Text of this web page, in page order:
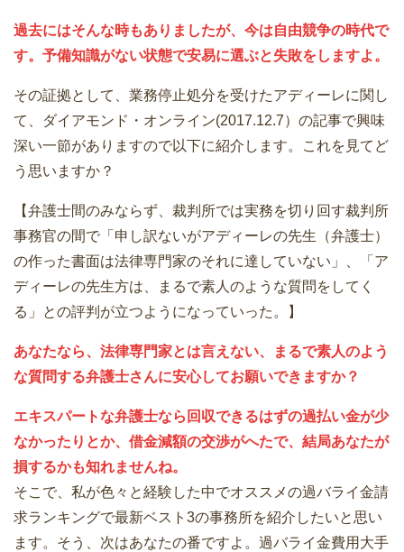
過去にはそんな時もありましたが、今は自由競争の時代で
す。予備知識がない状態で安易に選ぶと失敗をしますよ。
その証拠として、業務停止処分を受けたアディーレに関し
て、ダイアモンド・オンライン(2017.12.7）の記事で興味
深い一節がありますので以下に紹介します。これを見てど
う思いますか？
【弁護士間のみならず、裁判所では実務を切り回す裁判所
事務官の間で「申し訳ないがアディーレの先生（弁護士）
の作った書面は法律専門家のそれに達していない」、「ア
ディーレの先生方は、まるで素人のような質問をしてく
る」との評判が立つようになっていった。】
あなたなら、法律専門家とは言えない、まるで素人のよう
な質問する弁護士さんに安心してお願いできますか？
エキスパートな弁護士なら回収できるはずの過払い金が少
なかったりとか、借金減額の交渉がへたで、結局あなたが
損するかも知れませんね。
そこで、私が色々と経験した中でオススメの過バライ金請
求ランキングで最新ベスト3の事務所を紹介したいと思い
ます。そう、次はあなたの番ですよ。過バライ金費用大手